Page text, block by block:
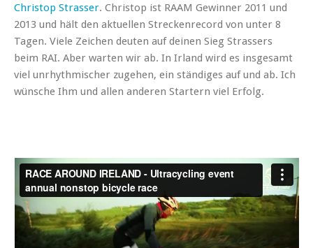
Christop Strasser. Christop ist RAAM Gewinner 2011 und
2013 und hält den aktuellen Streckenrecord von unter 8
Tagen. Viele Zeichen deuten auf deinen Sieg Strassers
beim RAI. Aber warten wir ab. In Irland wird es insgesamt
viel unrhythmischer zugehen, ein ständiges auf und ab. Ich
wünsche Ihm und allen anderen Startern viel Erfolg.